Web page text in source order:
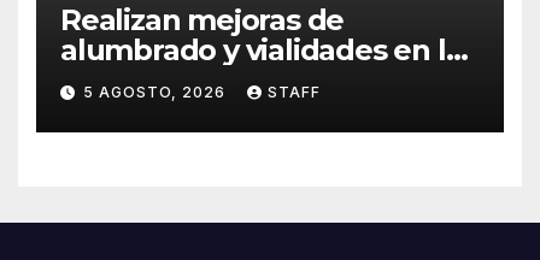
Realizan mejoras de
alumbrado y vialidades en la
colonia La Escondida
5 AGOSTO, 2026 STAFF